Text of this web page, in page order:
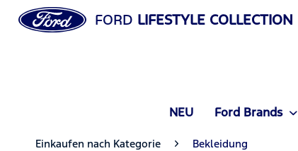
FORD LIFESTYLE COLLECTION
NEU Ford Brands
Einkaufen nach Kategorie Bekleidung